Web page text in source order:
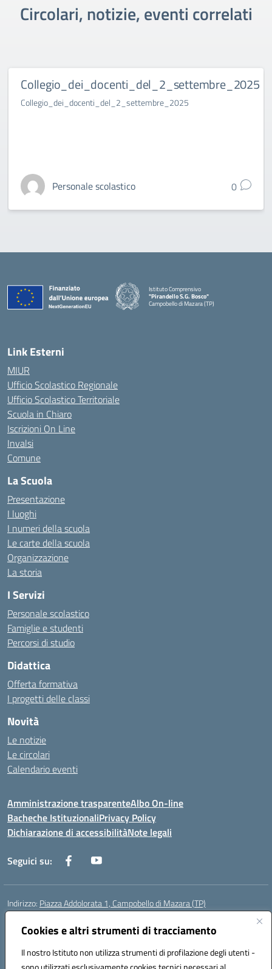
Cookies e altri strumenti di tracciamento
Il nostro Istituto non utilizza strumenti di profilazione degli utenti -
Circolari, notizie, eventi correlati
Collegio_dei_docenti_del_2_settembre_2025
Collegio_dei_docenti_del_2_settembre_2025
Personale scolastico 0
Istituto Comprensivo
"Pirandello S.G. Bosco"
Campobello di Mazara (TP)
— Visita la pagina iniziale della scuola
Link Esterni
MIUR
Ufficio Scolastico Regionale
Ufficio Scolastico Territoriale
Scuola in Chiaro
Iscrizioni On Line
Invalsi
Comune
La Scuola
Presentazione
I luoghi
I numeri della scuola
Le carte della scuola
Organizzazione
La storia
I Servizi
Personale scolastico
Famiglie e studenti
Percorsi di studio
Didattica
Offerta formativa
I progetti delle classi
Novità
Le notizie
Le circolari
Calendario eventi
Amministrazione trasparenteAlbo On-line
Bacheche IstituzionaliPrivacy Policy
Dichiarazione di accessibilitàNote legali
Seguici su:
Indirizzo: Piazza Addolorata 1, Campobello di Mazara (TP)
Centralino:
Posta elettronica certificata (PEC):tpic81800e@pec.istruzione.it
Codice fiscale: 81000910810
Codice meccanografico:TPIC81800E